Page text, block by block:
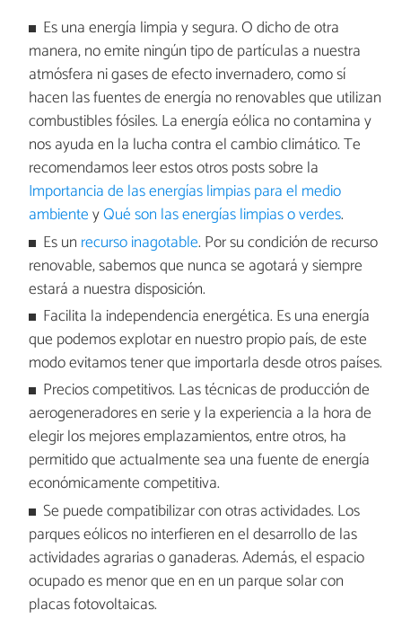
Es una energía limpia y segura. O dicho de otra
manera, no emite ningún tipo de partículas a nuestra
atmósfera ni gases de efecto invernadero, como sí
hacen las fuentes de energía no renovables que utilizan
combustibles fósiles. La energía eólica no contamina y
nos ayuda en la lucha contra el cambio climático. Te
recomendamos leer estos otros posts sobre la
Importancia de las energías limpias para el medio
ambienteyQué son las energías limpias o verdes.
Es un recurso inagotable. Por su condición de recurso
renovable, sabemos que nunca se agotará y siempre
estará a nuestra disposición.
Facilita la independencia energética. Es una energía
que podemos explotar en nuestro propio país, de este
modo evitamos tener que importarla desde otros países.
Precios competitivos. Las técnicas de producción de
aerogeneradores en serie y la experiencia a la hora de
elegir los mejores emplazamientos, entre otros, ha
permitido que actualmente sea una fuente de energía
económicamente competitiva.
Se puede compatibilizar con otras actividades. Los
parques eólicos no interfieren en el desarrollo de las
actividades agrarias o ganaderas. Además, el espacio
ocupado es menor que en en un parque solar con
placas fotovoltaicas.